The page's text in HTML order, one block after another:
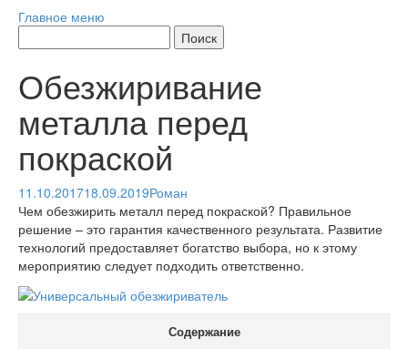
Главное меню
Обезжиривание
металла перед
покраской
11.10.201718.09.2019Роман
Чем обезжирить металл перед покраской? Правильное
решение – это гарантия качественного результата. Развитие
технологий предоставляет богатство выбора, но к этому
мероприятию следует подходить ответственно.
Содержание